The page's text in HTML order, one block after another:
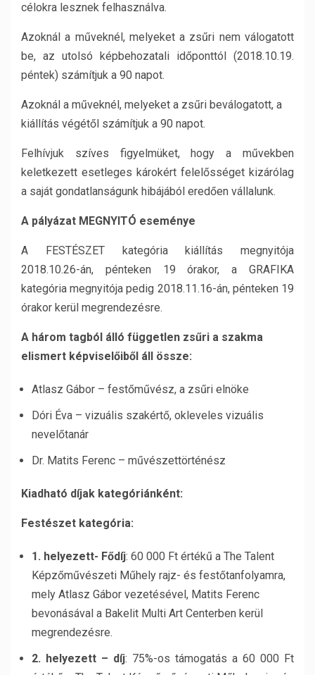
célokra lesznek felhasználva.
Azoknál a műveknél, melyeket a zsűri nem válogatott
be, az utolsó képbehozatali időponttól (2018.10.19.
péntek) számítjuk a 90 napot.
Azoknál a műveknél, melyeket a zsűri beválogatott, a
kiállítás végétől számítjuk a 90 napot.
Felhívjuk szíves figyelmüket, hogy a művekben
keletkezett esetleges károkért felelősséget kizárólag
a saját gondatlanságunk hibájából eredően vállalunk.
A pályázat MEGNYITÓ eseménye
A FESTÉSZET kategória kiállítás megnyitója
2018.10.26-án, pénteken 19 órakor, a GRAFIKA
kategória megnyitója pedig 2018.11.16-án, pénteken 19
órakor kerül megrendezésre.
A három tagból álló független zsűri a szakma
elismert képviselőiből áll össze:
Atlasz Gábor – festőművész, a zsűri elnöke
Dóri Éva – vizuális szakértő, okleveles vizuális
nevelőtanár
Dr. Matits Ferenc – művészettörténész
Kiadható díjak kategóriánként:
Festészet kategória:
1. helyezett- Fődíj: 60 000 Ft értékű a The Talent
Képzőművészeti Műhely rajz- és festőtanfolyamra,
mely Atlasz Gábor vezetésével, Matits Ferenc
bevonásával a Bakelit Multi Art Centerben kerül
megrendezésre.
2. helyezett – díj: 75%-os támogatás a 60 000 Ft